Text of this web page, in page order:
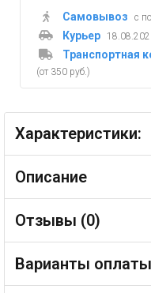
Самовывоз с
Курьер
Транспортная
(от 350 руб.)
Характеристики:
Описание
Отзывы (0)
Варианты оплаты